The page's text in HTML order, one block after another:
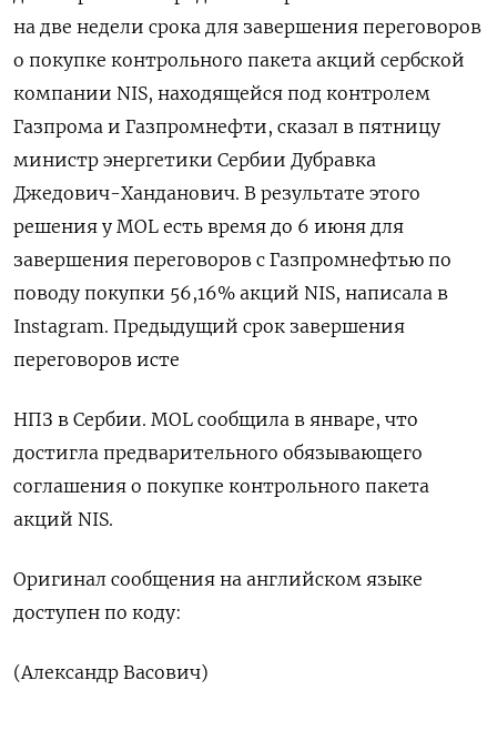
на две недели срока для ​завершения переговоров
​о покупке ​контрольного пакета ⁠акций ‌сербской
компании NIS, находящейся ‌под контролем
Газпрома и Газпромнефти, сказал ​в пятницу
‌министр энергетики Сербии Дубравка ​
Джедович-Ханданович. В результате этого
решения ‌у MOL есть время до 6 июня ​для
завершения ​переговоров ‌с Газпромнефтью по
поводу ​покупки 56,16% акций NIS, написала в
Instagram. Предыдущий срок завершения
переговоров исте
НПЗ в Сербии. MOL сообщила в январе, ​что
⁠достигла предварительного обязывающего
соглашения о покупке ‌контрольного пакета
акций ‌NIS.
Оригинал сообщения на английском ​языке
доступен по ‌коду:
(Александр Васович)